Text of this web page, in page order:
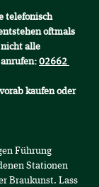
telefonisch
oftmals
alle
02662
kaufen oder
Führung
Stationen
Braukunst. Lass